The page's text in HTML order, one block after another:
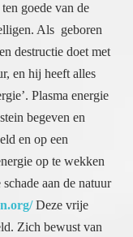
Deze vrije
energie wilde hij graag delen met de wereld. Zich bewust van
het feit dat het gebrek aan brandstof en energie een belangrijke
reden is waardoor oorlogen ontstaan, want men gaat vechten om
de laatste olie, het laatste gasveld, de laatste bomen worden
omgehakt om de energiecentrales draaiend te houden. Kijk maar
welke oorlogen de VS heeft ontketend in het midden oosten